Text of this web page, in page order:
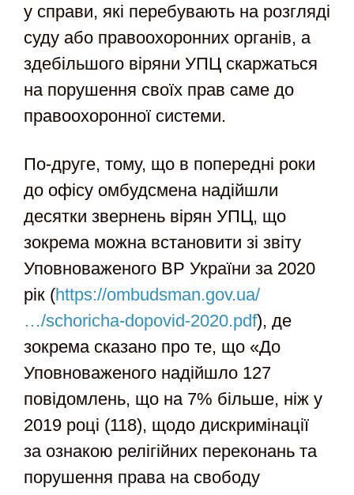
у справи, які перебувають на розгляді
суду або правоохоронних органів, а
здебільшого віряни УПЦ скаржаться
на порушення своїх прав саме до
правоохоронної системи.
По-друге, тому, що в попередні роки
до офісу омбудсмена надійшли
десятки звернень вірян УПЦ, що
зокрема можна встановити зі звіту
Уповноваженого ВР України за 2020
рік (https://ombudsman.gov.ua/
…/schoricha-dopovid-2020.pdf), де
зокрема сказано про те, що «До
Уповноваженого надійшло 127
повідомлень, що на 7% більше, ніж у
2019 році (118), щодо дискримінації
за ознакою релігійних переконань та
порушення права на свободу